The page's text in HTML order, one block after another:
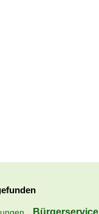
Bürgerservice